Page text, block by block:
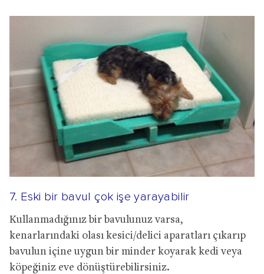
7. Eski bir bavul çok işe yarayabilir
Kullanmadığınız bir bavulunuz varsa,
kenarlarındaki olası kesici/delici aparatları çıkarıp
bavulun içine uygun bir minder koyarak kedi veya
köpeğiniz eve dönüştürebilirsiniz.